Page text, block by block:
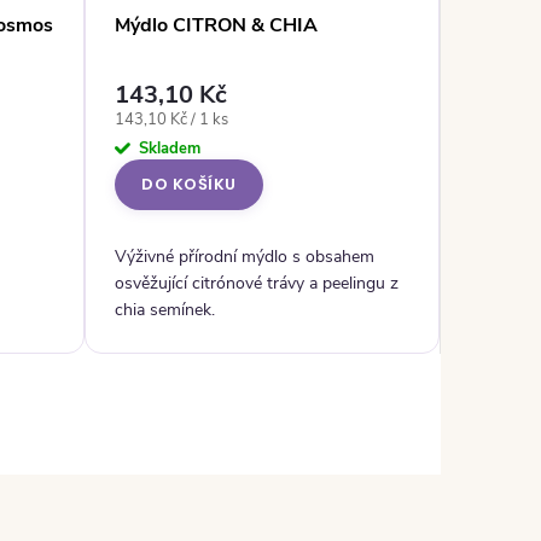
Mýdlo CITRON & CHIA
143,10 Kč
Měrná cena:
143,10 Kč / 1 ks
Skladem
DO KOŠÍKU
Výživné přírodní mýdlo s obsahem
osvěžující citrónové trávy a peelingu z
chia semínek.